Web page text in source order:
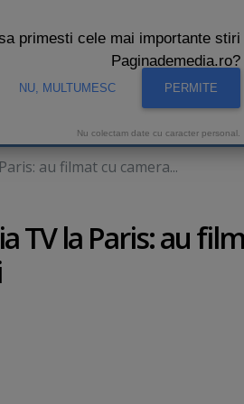
au filmat cu camera...
TV la Paris: au
primesti cele mai importante stiri
Paginademedia.ro?
NU, MULTUMESC PERMITE
Nu colectam date cu caracter personal.